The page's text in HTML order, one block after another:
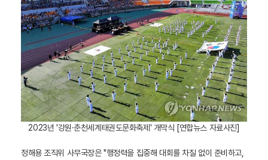
2023년 '강원·춘천세계태권도문화축제' 개막식 [연합뉴스 자료사진]
정해용 조직위 사무국장은 "행정력을 집중해 대회를 차질 없이 준비하고,